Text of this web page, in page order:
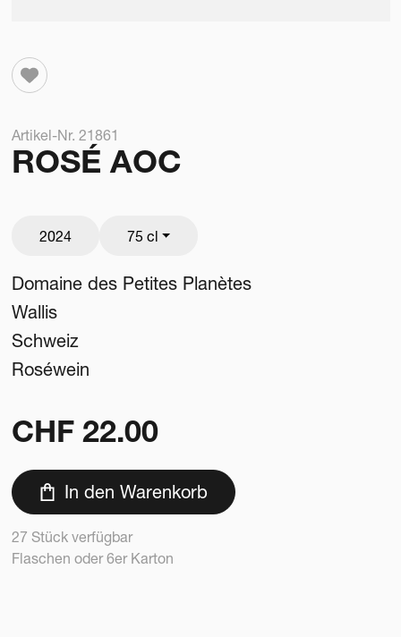
Artikel-Nr. 21861
ROSÉ AOC
2024 75 cl
Domaine des Petites Planètes
Wallis
Schweiz
Roséwein
CHF 22.00
In den Warenkorb
27 Stück verfügbar
Flaschen oder 6er Karton